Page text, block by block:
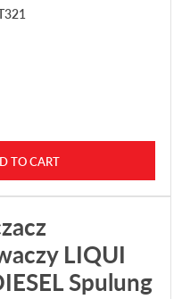
K2 Diesel GO!
TO CART
LIQUI
Spulung